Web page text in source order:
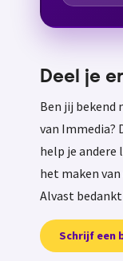
Deel je
Ben jij bekend
van Immedia?
help je andere
het maken
Alvast
Schrijf een